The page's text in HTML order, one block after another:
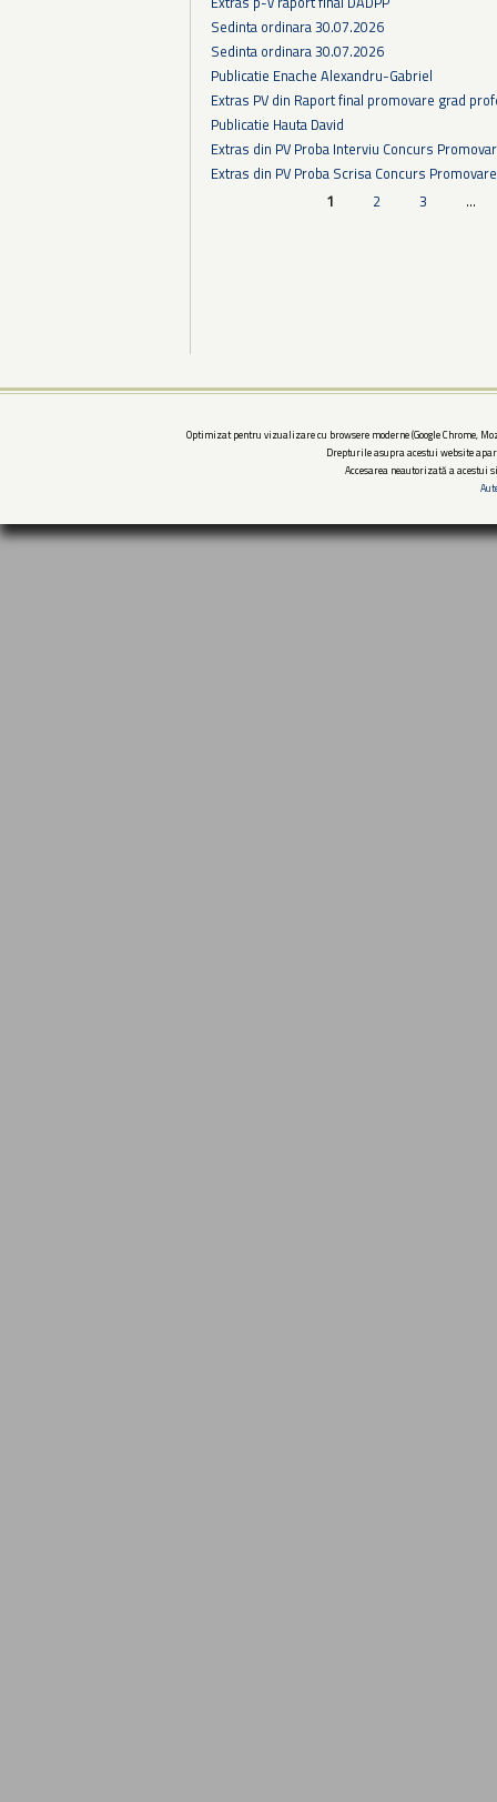
Sedinta ordinara 30.07.2026
Sedinta ordinara 30.07.2026
Publicatie Enache Alexandru-Gabriel
Extras PV din Raport final promovare grad
Publicatie Hauta David
Extras din PV Proba Interviu Concurs
Extras din PV Proba Scrisa Concurs
1 2 3 …
Optimizat pentru vizualizare cu browsere moderne (Google Chrome,
Drepturile asupra acestui website
Accesarea neautorizată a acestui